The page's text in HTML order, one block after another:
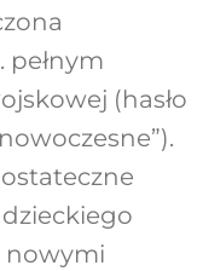
pełnym
(hasło
nowymi